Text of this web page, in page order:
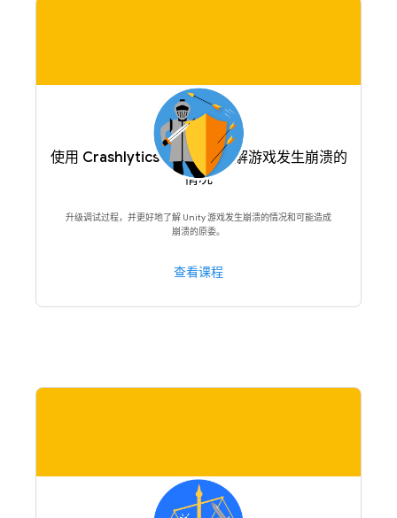
使用 Crashlytics 高级功能了解游戏发生崩溃的
情况
升级调试过程，并更好地了解 Unity 游戏发生崩溃的情况和可能造成
崩溃的原委。
查看课程